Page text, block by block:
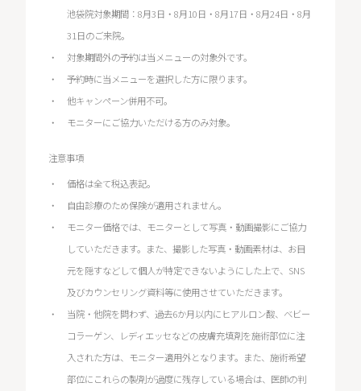
池袋院対象期間：8月3日・8月10日・8月17日・8月24日・8月
31日のご来院。
対象期間外の予約は当メニューの対象外です。
予約時に当メニューを選択した方に限ります。
他キャンペーン併用不可。
モニターにご協力いただける方のみ対象。
注意事項
価格は全て税込表記。
自由診療のため保険が適用されません。
モニター価格では、モニターとして写真・動画撮影にご協力
していただきます。また、撮影した写真・動画素材は、お目
元を隠すなどして個人が特定できないようにした上で、SNS
及びカウンセリング資料等に使用させていただきます。
当院・他院を問わず、過去6か月以内にヒアルロン酸、ベビー
コラーゲン、レディエッセなどの皮膚充填剤を施術部位に注
入された方は、モニター適用外となります。また、施術希望
部位にこれらの製剤が過度に残存している場合は、医師の判